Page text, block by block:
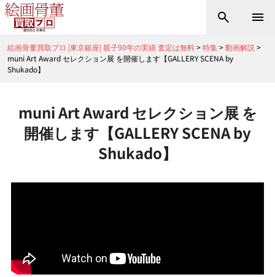
絵画骨董買取プロ |東京銀座| 親子90年の実績 査定は無料>特集>動画解説 >
muni Art Award セレクション展 を開催します【GALLERY SCENA by
Shukado】
muni Art Award セレクション展 を
開催します【GALLERY SCENA by
Shukado】